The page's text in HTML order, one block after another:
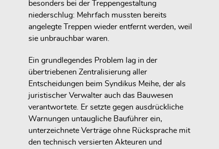
besonders bei der Treppengestaltung
niederschlug: Mehrfach mussten bereits
angelegte Treppen wieder entfernt werden, weil
sie unbrauchbar waren.
Ein grundlegendes Problem lag in der
übertriebenen Zentralisierung aller
Entscheidungen beim Syndikus Meihe, der als
juristischer Verwalter auch das Bauwesen
verantwortete. Er setzte gegen ausdrückliche
Warnungen untaugliche Bauführer ein,
unterzeichnete Verträge ohne Rücksprache mit
den technisch versierten Akteuren und